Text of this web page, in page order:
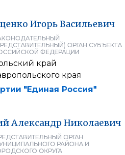
Игорь Васильевич
ОРГАН СУБЪЕКТА
ФЕДЕРАЦИИ
край
края
"Единая Россия"
Александр Николаевич
ОРГАН
РАЙОНА И
ОКРУГА